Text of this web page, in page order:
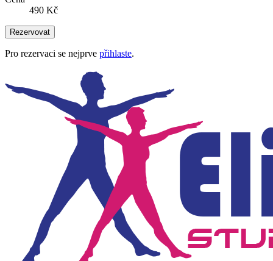
490 Kč
Rezervovat
Pro rezervaci se nejprve přihlaste.